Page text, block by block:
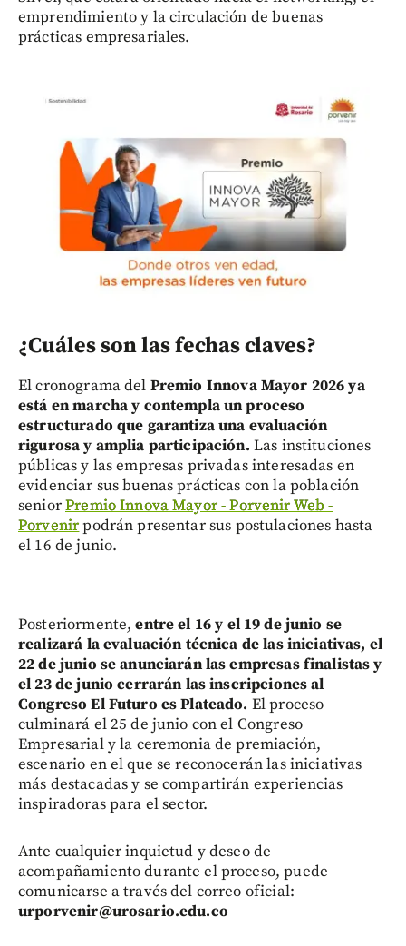
emprendimiento y la circulación de buenas
prácticas empresariales.
¿Cuáles son las fechas claves?
El cronograma del Premio Innova Mayor 2026 ya
está en marcha y contempla un proceso
estructurado que garantiza una evaluación
rigurosa y amplia participación. Las instituciones
públicas y las empresas privadas interesadas en
evidenciar sus buenas prácticas con la población
seniorPremio Innova Mayor - Porvenir Web -
Porvenirpodrán presentar sus postulaciones hasta
el 16 de junio.
Posteriormente,entre el 16 y el 19 de junio se
realizará la evaluación técnica de las iniciativas, el
22 de junio se anunciarán las empresas finalistas y
el 23 de junio cerrarán las inscripciones al
Congreso El Futuro es Plateado. El proceso
culminará el 25 de junio con el Congreso
Empresarial y la ceremonia de premiación,
escenario en el que se reconocerán las iniciativas
más destacadas y se compartirán experiencias
inspiradoras para el sector.
Ante cualquier inquietud y deseo de
acompañamiento durante el proceso, puede
comunicarse a través del correo oficial:
urporvenir@urosario.edu.co